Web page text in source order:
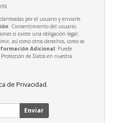
por el usuario y enviarle
: Consentimiento del usuario;
si existe una obligación legal;
así como otros derechos, como se
Adicional: Puede
de Datos en nuestra
de Privacidad.
Enviar